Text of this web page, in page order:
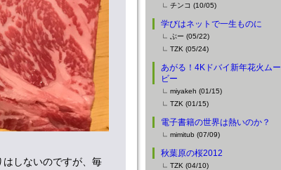
しないのですが、毎
チンコ (10/05)
学びはネットで一生ものに
ぶー (05/22)
TZK (05/24)
あがる！4Kドバイ新年花火ムー
ビー
miyakeh (01/15)
TZK (01/15)
電子書籍の世界は熱いのか？
mimitub (07/09)
秋葉原の桜2012
TZK (04/10)